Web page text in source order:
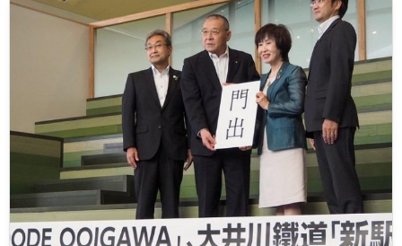
ー
ス
ア
員
ク
ル
オ
フ